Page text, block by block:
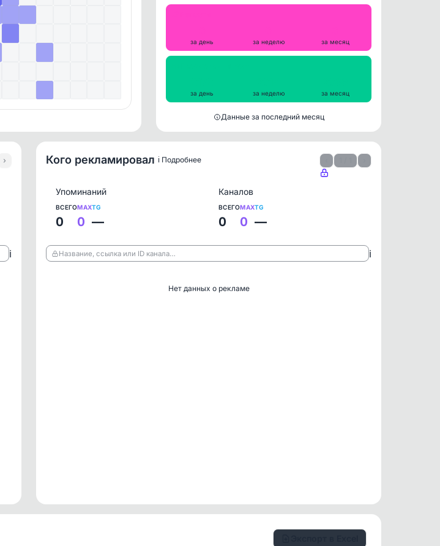
за день за неделю за месяц
за день за неделю за месяц
Данные за последний месяц
›
ℹ️
Кого рекламировал ℹ️ Подробнее
Упоминаний
ВСЕГО
0
MAX
0
TG
—
Каналов
ВСЕГО
0
MAX
0
TG
—
Название, ссылка или ID канала… ℹ️
Нет данных о рекламе